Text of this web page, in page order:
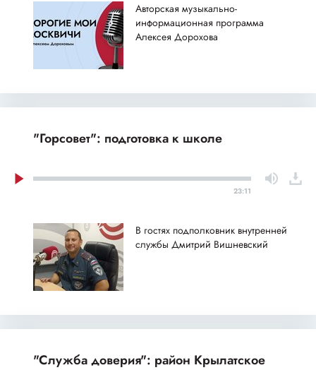
Авторская музыкально-
информационная программа
Алексея Дорохова
"Горсовет": подготовка к школе
23:11
В гостях подполковник внутренней
службы Дмитрий Вишневский
"Служба доверия": район Крылатское